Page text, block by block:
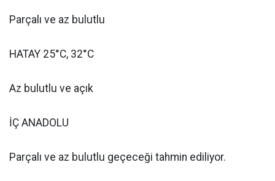
Parçalı ve az bulutlu
HATAY 25°C, 32°C
Az bulutlu ve açık
İÇ ANADOLU
Parçalı ve az bulutlu geçeceği tahmin ediliyor.